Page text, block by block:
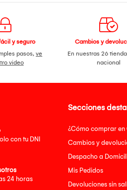
y seguro
pasos,ve
video
Cambios y
En nuestras 26
nacional
Secciones
¿Cómo comprar en
Cambios y
Despacho a
Mis Pedidos
Devoluciones sin
con tu DNI
24 horas